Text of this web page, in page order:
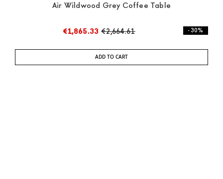
Air Wildwood Grey Coffee Table
€1,865.33 €2,664.61 - 30%
ADD TO CART